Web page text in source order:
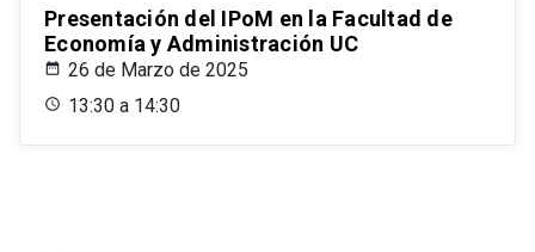
Presentación del IPoM en la Facultad de
Economía y Administración UC
26 de Marzo de 2025
13:30 a 14:30